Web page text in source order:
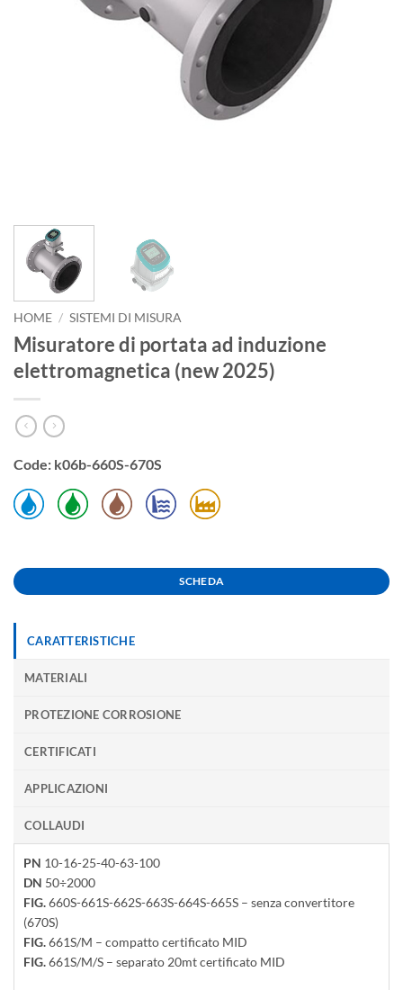
HOME / SISTEMI DI MISURA
Misuratore di portata ad induzione
elettromagnetica (new 2025)
Code: k06b-660S-670S
SCHEDA
CARATTERISTICHE
MATERIALI
PROTEZIONE CORROSIONE
CERTIFICATI
APPLICAZIONI
COLLAUDI
PN 10-16-25-40-63-100
DN 50÷2000
FIG.660S-661S-662S-663S-664S-665S – senza convertitore
(670S)
FIG.661S/M – compatto certificato MID
FIG.661S/M/S – separato 20mt certificato MID